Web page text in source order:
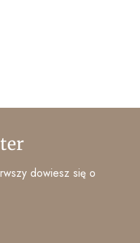
dowiesz się o